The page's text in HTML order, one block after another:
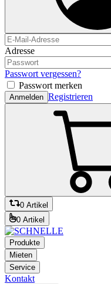
Adresse
Passwort vergessen?
Passwort merken
Anmelden Registrieren
0 Artikel
0 Artikel
Produkte
Mieten
Service
Kontakt